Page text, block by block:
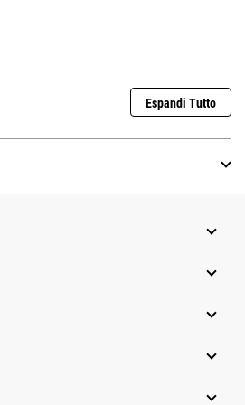
Espandi Tutto